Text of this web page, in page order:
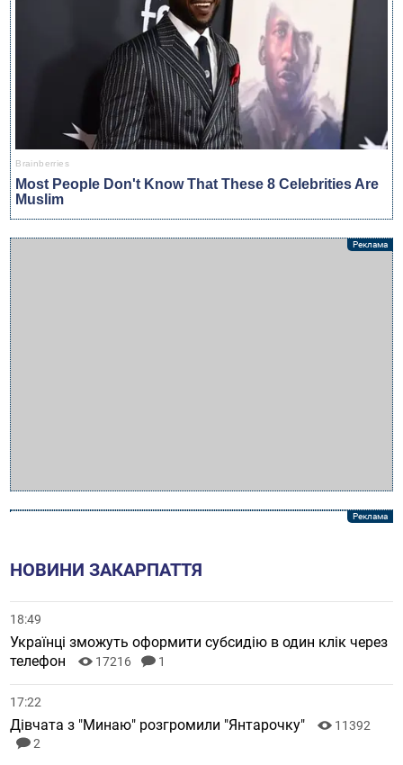
НОВИНИ ЗАКАРПАТТЯ
18:49
Українці зможуть оформити субсидію в один клік через
телефон
17216 1
17:22
Дівчата з "Минаю" розгромили "Янтарочку"
11392
2